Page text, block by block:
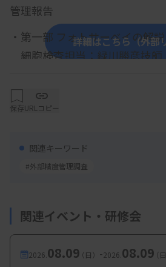
管理報告
・第一部 フォトサーベイの解
細胞検査担当：緑川勝彦技師
病理組織検査担当：濱屋美樹
科大学）
免疫染色報告：甲賀洋光技師
免疫染色解説：吉田伶奈先生
解説：佐々木理恵子技師（太田
講 師 ： 野沢佳弘先生（白河
内海康文先生（大原綜合病院）
詳細はこちら（外部
保存URLコピー
関連キーワード
#外部精度管理調査
関連イベント・研修会
2026. 08.09（日） -2026. 08.09（日